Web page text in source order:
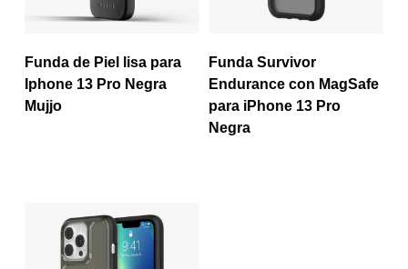
Funda de Piel lisa para
Iphone 13 Pro Negra
Mujjo
Funda Survivor
Endurance con MagSafe
para iPhone 13 Pro
Negra